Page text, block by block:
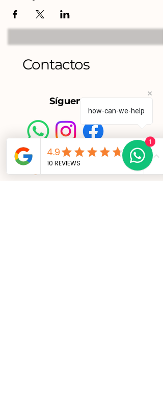
Contactos
Síguenos en:
3132352987 3125708550
how-can-we-help
1